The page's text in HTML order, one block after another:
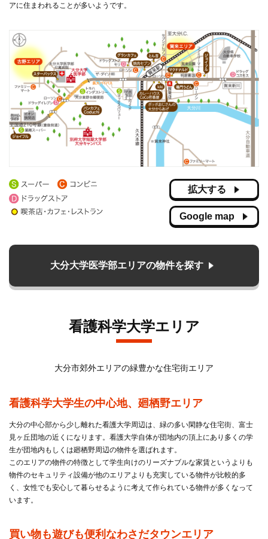
アに住まわれることが多いようです。
拡大する
Google map
大分大学医学部エリアの物件を探す
看護科学大学エリア
大分市郊外エリアの緑豊かな住宅街エリア
看護科学大学生の中心地、廻栖野エリア
大分の中心部から少し離れた看護大学周辺は、緑の多い閑静な住宅街、富士
見ヶ丘団地の近くになります。看護大学自体が団地内の頂上にあり多くの学
生が団地内もしくは廻栖野周辺の物件を選ばれます。
このエリアの物件の特徴として学生向けのリーズナブルな家賃というよりも
物件のセキュリティ設備が他のエリアよりも充実している物件が比較的多
く、女性でも安心して暮らせるように考えて作られている物件が多くなって
います。
買い物も遊びも便利なわさだタウンエリア